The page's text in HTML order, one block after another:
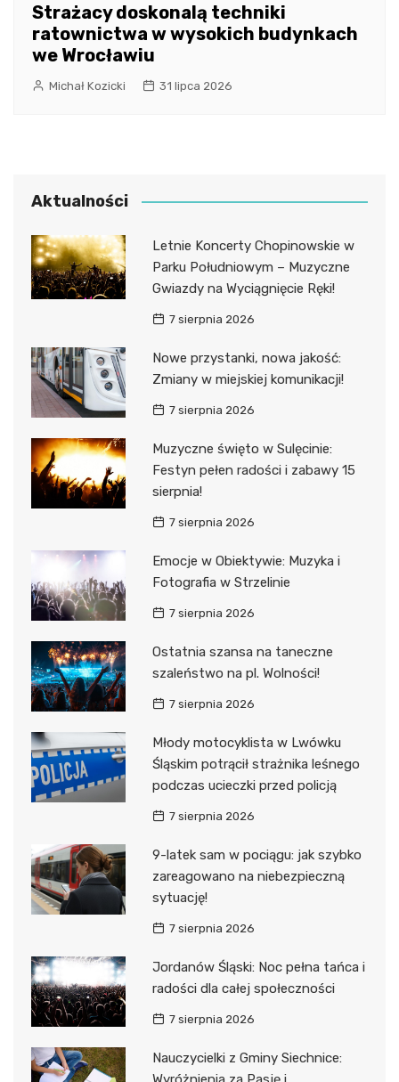
Strażacy doskonalą techniki
ratownictwa w wysokich budynkach
we Wrocławiu
Michał Kozicki 31 lipca 2026
Aktualności
Letnie Koncerty Chopinowskie w
Parku Południowym – Muzyczne
Gwiazdy na Wyciągnięcie Ręki!
7 sierpnia 2026
Nowe przystanki, nowa jakość:
Zmiany w miejskiej komunikacji!
7 sierpnia 2026
Muzyczne święto w Sulęcinie:
Festyn pełen radości i zabawy 15
sierpnia!
7 sierpnia 2026
Emocje w Obiektywie: Muzyka i
Fotografia w Strzelinie
7 sierpnia 2026
Ostatnia szansa na taneczne
szaleństwo na pl. Wolności!
7 sierpnia 2026
Młody motocyklista w Lwówku
Śląskim potrącił strażnika leśnego
podczas ucieczki przed policją
7 sierpnia 2026
9-latek sam w pociągu: jak szybko
zareagowano na niebezpieczną
sytuację!
7 sierpnia 2026
Jordanów Śląski: Noc pełna tańca i
radości dla całej społeczności
7 sierpnia 2026
Nauczycielki z Gminy Siechnice: